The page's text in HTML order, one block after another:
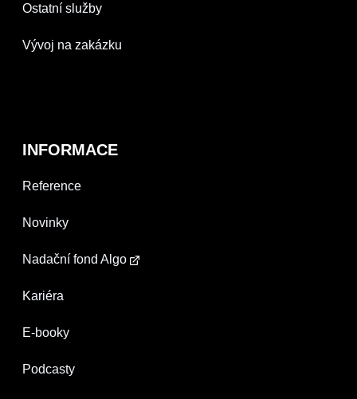
Ostatní služby
Vývoj na zakázku
INFORMACE
Reference
Novinky
Nadační fond Algo
Kariéra
E-booky
Podcasty